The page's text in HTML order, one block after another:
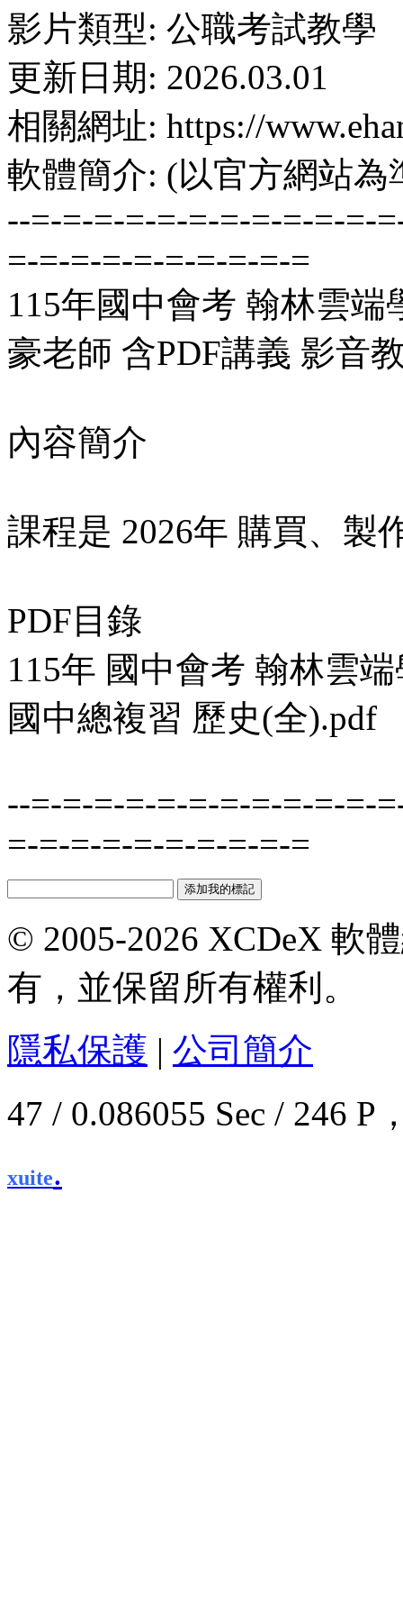
影片類型: 公職考試教學
更新日期: 2026.03.01
相關網址: https://
軟體簡介: (以官方網站為
--=-=-=-=-=-=-=-=-=-=-=-
=-=-=-=-=-=-=-=-=-=
115年國中會考 翰林雲
豪老師 含PDF講義 影音
內容簡介
課程是 2026年 購買、製
PDF目錄
115年 國中會考 翰林雲
國中總複習 歷史(全).pdf
--=-=-=-=-=-=-=-=-=-=-=-
=-=-=-=-=-=-=-=-=-=
© 2005-2026 XCDeX 軟
有，並保留所有權利。
隱私保護 | 公司簡介
47 / 0.086055 Sec / 246
xuite.